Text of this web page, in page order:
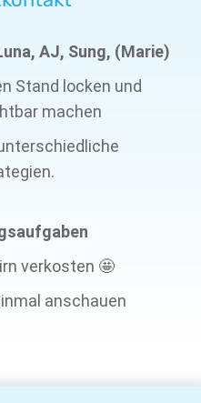
AJ, Sung, (Marie)
Stand locken und
machen
verkosten 🤩
anschauen